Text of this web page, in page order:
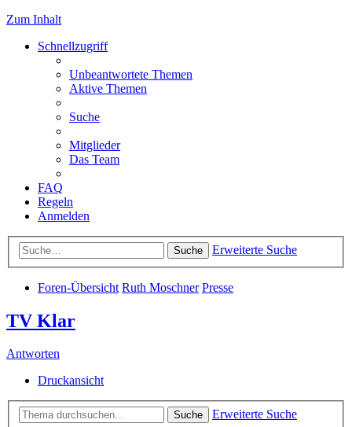
Zum Inhalt
Schnellzugriff
Unbeantwortete Themen
Aktive Themen
Suche
Mitglieder
Das Team
FAQ
Regeln
Anmelden
Suche Erweiterte Suche
Foren-Übersicht Ruth Moschner Presse
TV Klar
Antworten
Druckansicht
Suche
Erweiterte Suche